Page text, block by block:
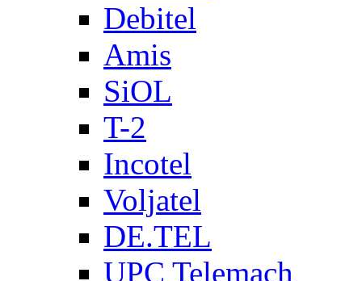
Debitel
Amis
SiOL
T-2
Incotel
Voljatel
DE.TEL
UPC Telemach